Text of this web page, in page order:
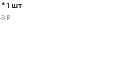
* 1 шт
₽